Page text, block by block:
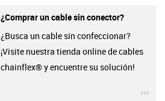
¿Comprar un cable sin conector?
¿Busca un cable sin confeccionar?
¡Visite nuestra tienda online de cables
chainflex® y encuentre su solución!